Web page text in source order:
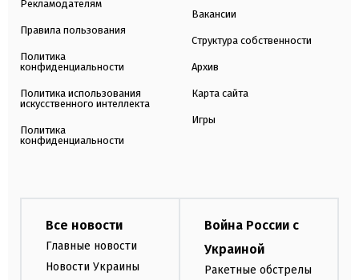
Рекламодателям
Правила пользования
Политика
конфиденциальности
Политика использования
искусственного интеллекта
Политика
конфиденциальности
Вакансии
Структура собственности
Архив
Карта сайта
Игры
Все новости
Главные новости
Новости Украины
Война России с
Украиной
Ракетные обстрелы